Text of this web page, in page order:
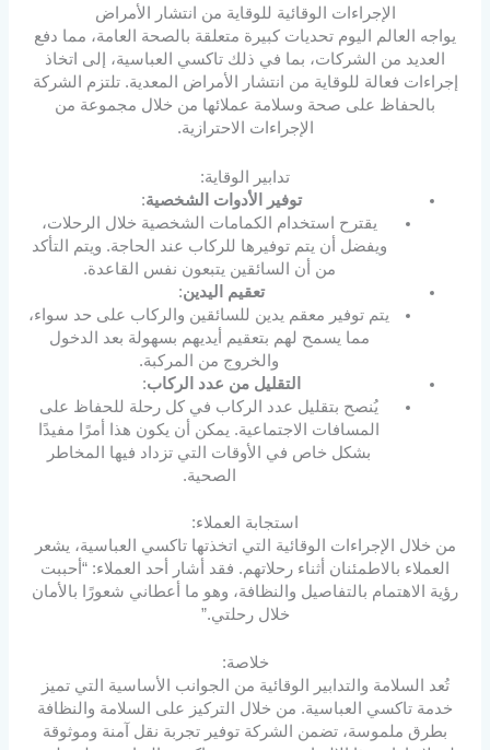
الإجراءات الوقائية للوقاية من انتشار الأمراض
يواجه العالم اليوم تحديات كبيرة متعلقة بالصحة العامة، مما دفع
العديد من الشركات، بما في ذلك تاكسي العباسية، إلى اتخاذ
إجراءات فعالة للوقاية من انتشار الأمراض المعدية. تلتزم الشركة
بالحفاظ على صحة وسلامة عملائها من خلال مجموعة من
الإجراءات الاحترازية.
تدابير الوقاية:
توفير الأدوات الشخصية:
يقترح استخدام الكمامات الشخصية خلال الرحلات،
ويفضل أن يتم توفيرها للركاب عند الحاجة. ويتم التأكد
من أن السائقين يتبعون نفس القاعدة.
تعقيم اليدين:
يتم توفير معقم يدين للسائقين والركاب على حد سواء،
مما يسمح لهم بتعقيم أيديهم بسهولة بعد الدخول
والخروج من المركبة.
التقليل من عدد الركاب:
يُنصح بتقليل عدد الركاب في كل رحلة للحفاظ على
المسافات الاجتماعية. يمكن أن يكون هذا أمرًا مفيدًا
بشكل خاص في الأوقات التي تزداد فيها المخاطر
الصحية.
استجابة العملاء:
من خلال الإجراءات الوقائية التي اتخذتها تاكسي العباسية، يشعر
العملاء بالاطمئنان أثناء رحلاتهم. فقد أشار أحد العملاء: “أحببت
رؤية الاهتمام بالتفاصيل والنظافة، وهو ما أعطاني شعورًا بالأمان
خلال رحلتي.”
خلاصة:
تُعد السلامة والتدابير الوقائية من الجوانب الأساسية التي تميز
خدمة تاكسي العباسية. من خلال التركيز على السلامة والنظافة
بطرق ملموسة، تضمن الشركة توفير تجربة نقل آمنة وموثوقة